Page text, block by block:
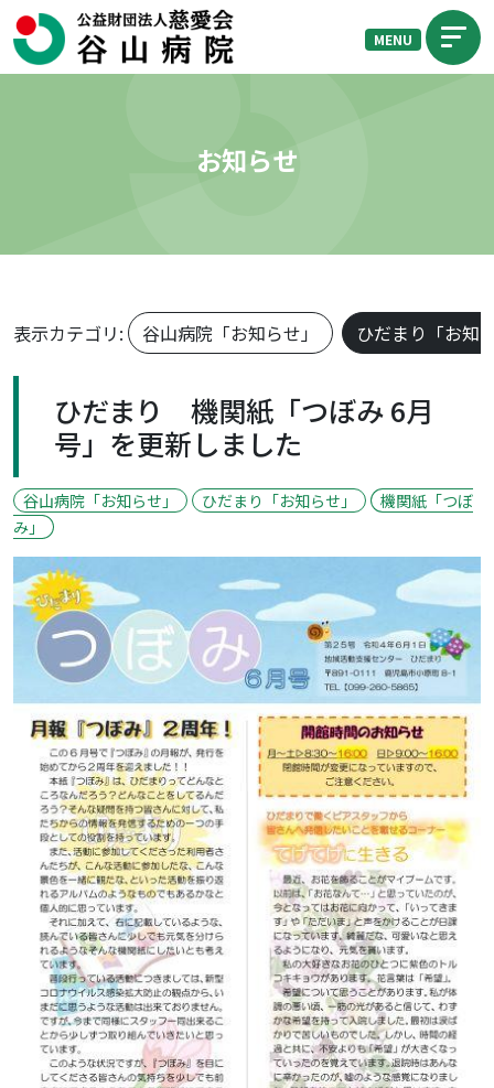
MENU
お知らせ
表示カテゴリ: 谷山病院「お知らせ」 ひだまり「お知
ひだまり 機関紙「つぼみ 6月
号」を更新しました
谷山病院「お知らせ」 ひだまり「お知らせ」
機関紙「つぼ
み」